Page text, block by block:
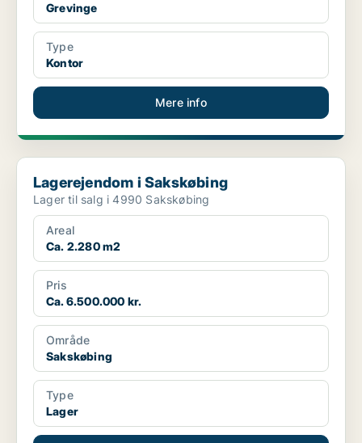
Grevinge
Type
Kontor
Mere info
Lagerejendom i Sakskøbing
Lagerejendom i Sakskøbing
Lager til salg i 4990 Sakskøbing
Areal
Ca. 2.280 m2
Pris
Ca. 6.500.000 kr.
Område
Sakskøbing
Type
Lager